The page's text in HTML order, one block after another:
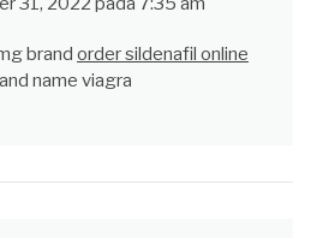
brand order sildenafil online
name viagra